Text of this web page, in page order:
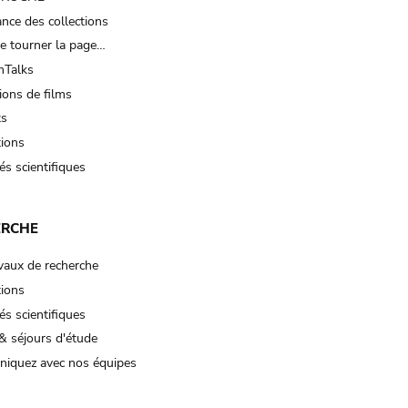
des collections
tourner la page…
de films
scientifiques
de recherche
scientifiques
séjours d'étude
avec nos équipes